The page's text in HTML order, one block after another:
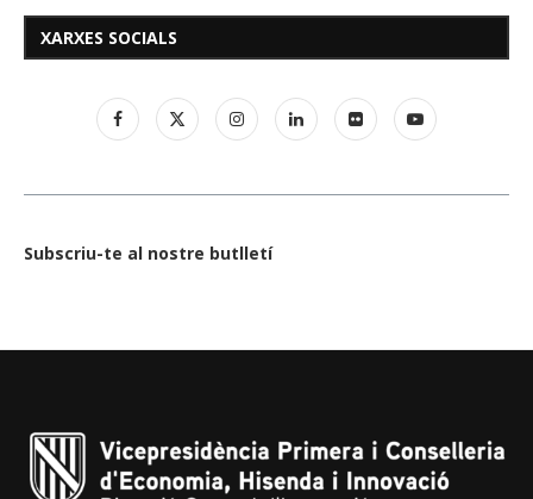
XARXES SOCIALS
Subscriu-te al nostre butlletí